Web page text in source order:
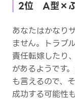
2位 A型×ふ
あなたはかなり
ません。トラブ
責任転嫁したり
があるようです
も言えるので、
成功する可能性